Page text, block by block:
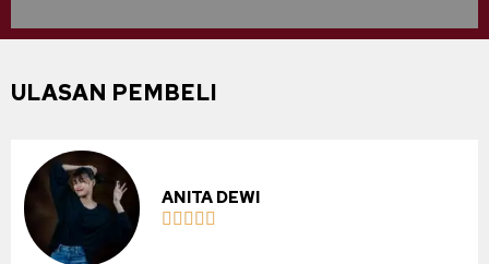
ULASAN PEMBELI
ANITA DEWI
    